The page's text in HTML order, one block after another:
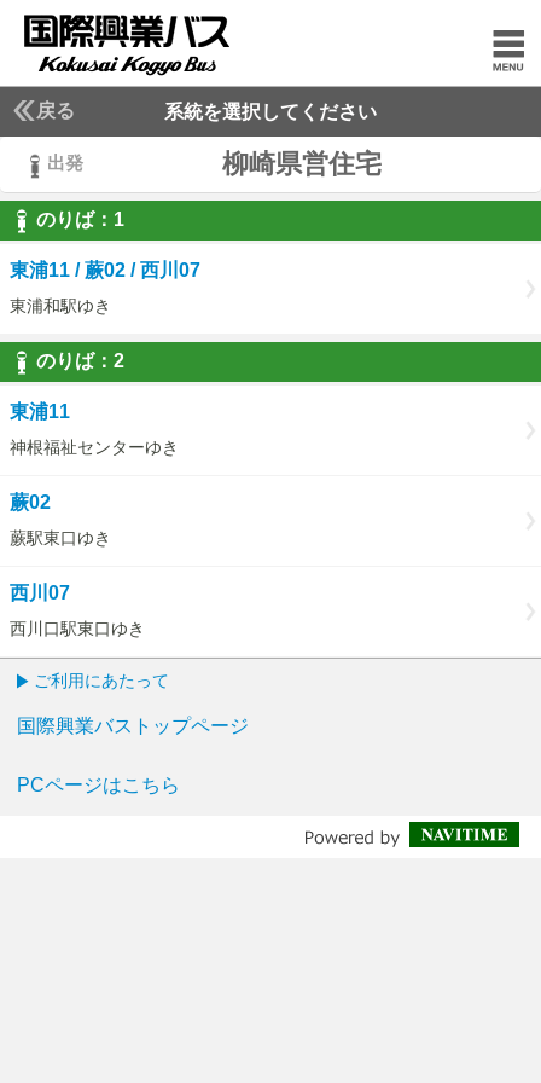
戻る 系統を選択してください
出発 柳崎県営住宅
のりば： 1
1
東浦11 / 蕨02 / 西川07
東浦和駅ゆき
のりば： 2
2
東浦11
神根福祉センターゆき
蕨02
蕨駅東口ゆき
西川07
西川口駅東口ゆき
ご利用にあたって
国際興業バストップページ
PCページはこちら